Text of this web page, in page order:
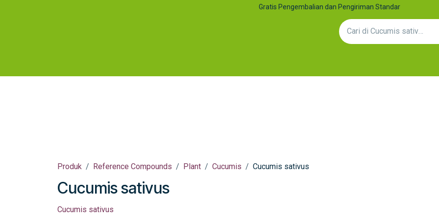
Gratis Pengembalian dan Pengiriman Standar
Produk Reference Compounds Plant Cucumis Cucumis sativus
Cucumis sativus
Cucumis sativus